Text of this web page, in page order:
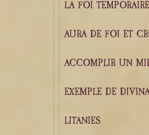
LA FOI TEMPORAIRE
AURA DE FOI ET
ACCOMPLIR UN
EXEMPLE DE
LITANIES